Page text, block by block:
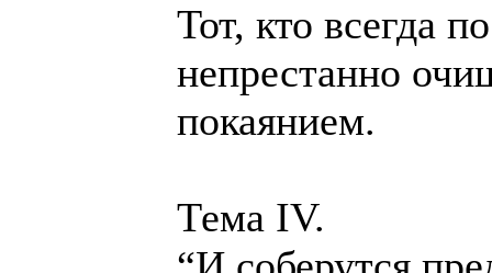
Тот, кто всегда
непрестанно
покаянием.
Тема IV.